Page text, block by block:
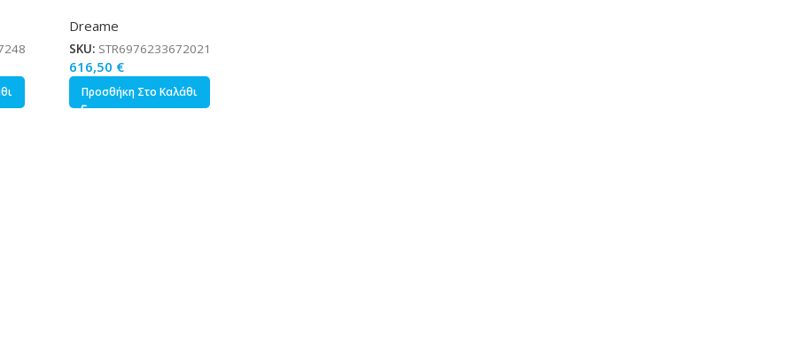
Stick Γκρι
Dreame
SKU: STR6976233672021
616,50 €
Προσθήκη Στο Καλάθι